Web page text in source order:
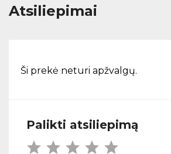
Atsiliepimai
Ši prekė neturi apžvalgų.
Palikti atsiliepimą